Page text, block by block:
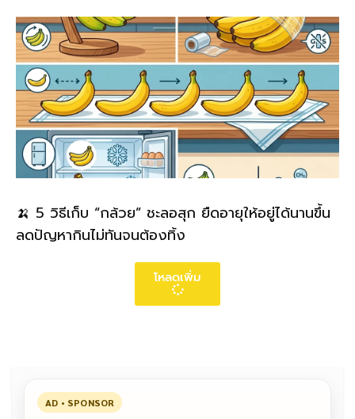
🍌 5 วิธีเก็บ “กล้วย” ชะลอสุก ยืดอายุให้อยู่ได้นานขึ้น
ลดปัญหากินไม่ทันจนต้องทิ้ง
โหลดเพิ่ม
AD • SPONSOR